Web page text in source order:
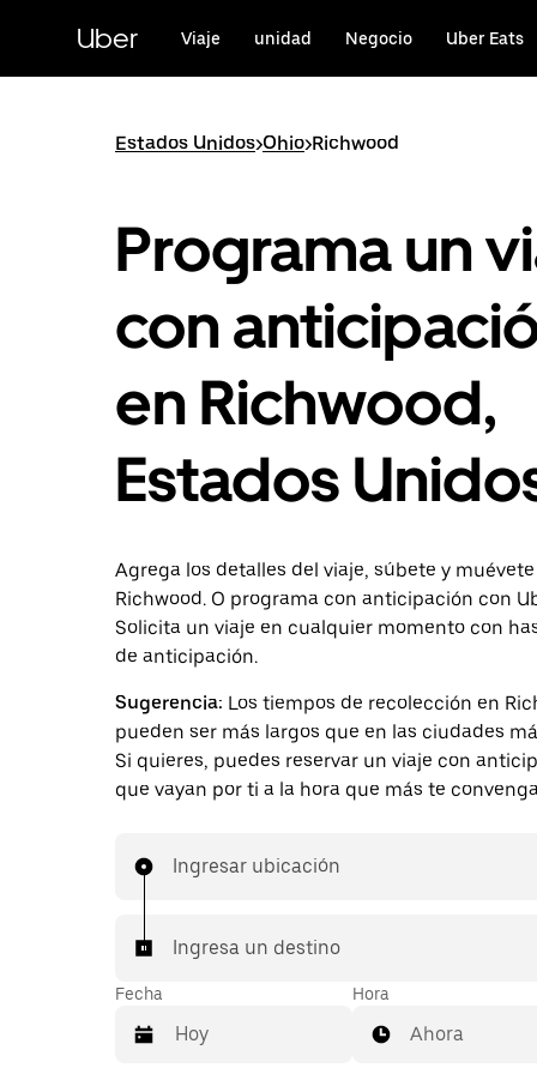
contenido
principal
Uber Viaje unidad Negocio Uber Eats
Estados Unidos>Ohio>Richwood
Programa un
con
en Richwood,
Estados
Agrega los detalles del viaje, súbete y
Richwood. O programa con anticipación con
Solicita un viaje en cualquier momento con
de anticipación.
Sugerencia: Los tiempos de recolección en
pueden ser más largos que en las ciudades
Si quieres, puedes reservar un viaje con
que vayan por ti a la hora que más te
Ingresar ubicación
Ingresa un destino
Fecha Hora
Ahora